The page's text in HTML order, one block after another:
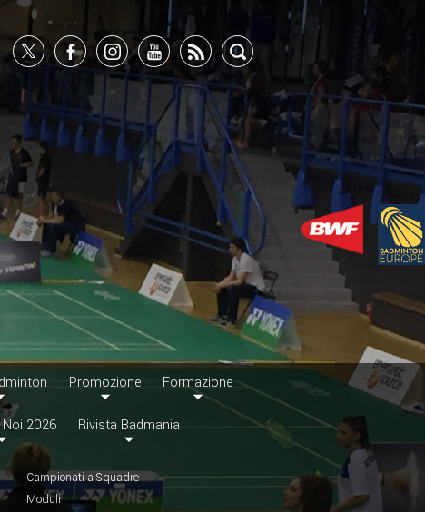
Promozione Formazione
2026 Rivista Badmania
Campionati a Squadre
Moduli